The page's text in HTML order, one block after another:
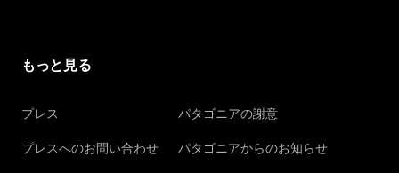
もっと見る
プレス
プレスへのお問い合わせ
パタゴニアの謝意
パタゴニアからのお知らせ